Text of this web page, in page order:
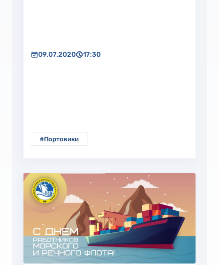
09.07.2020 17:30
#Портовики